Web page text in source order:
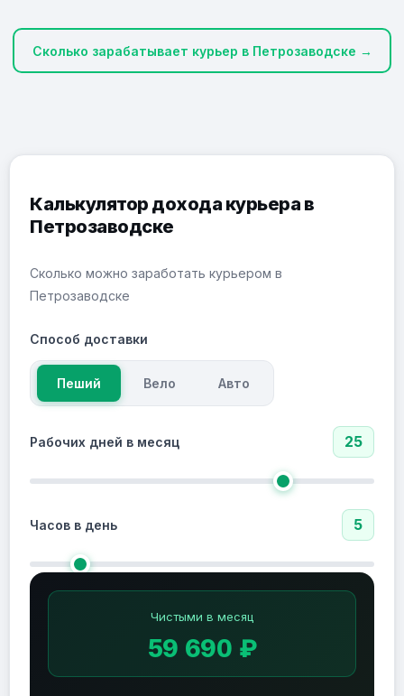
Сколько зарабатывает курьер в Петрозаводске →
Калькулятор дохода курьера в
Петрозаводске
Сколько можно заработать курьером в
Петрозаводске
Способ доставки
Пеший Вело Авто
Рабочих дней в месяц 25
Часов в день 5
Чистыми в месяц
59 690 ₽